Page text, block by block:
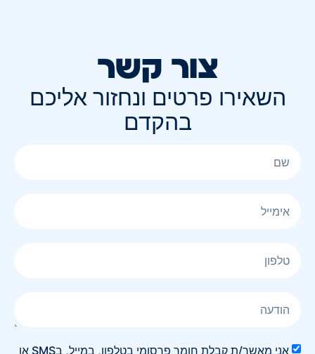
צור קשר
השאירו פרטים ונחזור אליכם
בהקדם
אני מאשר/ת קבלת חומר פרסומי בטלפון, במייל, בSMS או